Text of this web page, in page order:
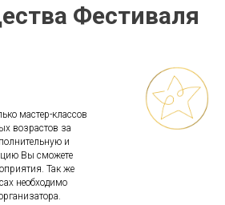
Фестиваля
мастер-классов
возрастов за
и
Вы сможете
Так же
необходимо